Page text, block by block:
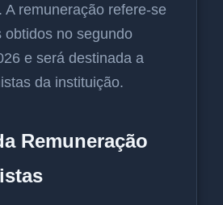
A remuneração refere-se
obtidos no segundo
e será destinada a
da instituição.
Remuneração